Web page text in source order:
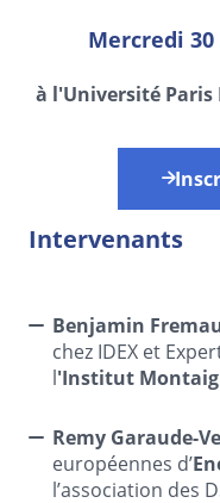
Mercredi 30
à l'Université Paris
Intervenants
Benjamin
chez IDEX et
l'Institut
Remy Garaude-
européennes d’
l’association des